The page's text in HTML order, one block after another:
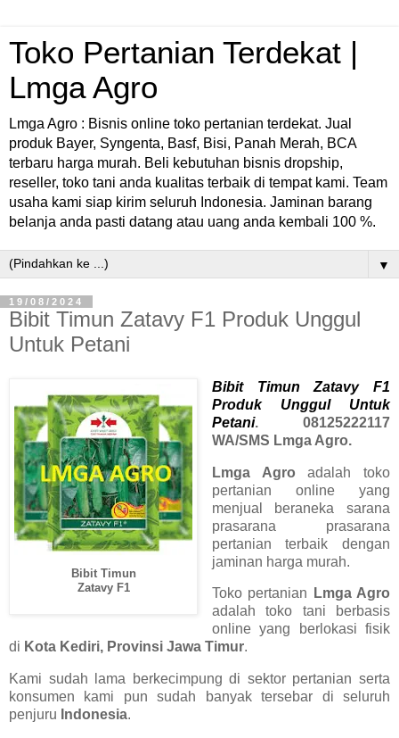
Toko Pertanian Terdekat |
Lmga Agro
Lmga Agro : Bisnis online toko pertanian terdekat. Jual
produk Bayer, Syngenta, Basf, Bisi, Panah Merah, BCA
terbaru harga murah. Beli kebutuhan bisnis dropship,
reseller, toko tani anda kualitas terbaik di tempat kami. Team
usaha kami siap kirim seluruh Indonesia. Jaminan barang
belanja anda pasti datang atau uang anda kembali 100 %.
▼
19/08/2024
Bibit Timun Zatavy F1 Produk Unggul
Untuk Petani
Bibit Timun
Zatavy F1
Bibit Timun Zatavy F1
Produk Unggul Untuk
Petani. 08125222117
WA/SMS Lmga Agro.
Lmga Agro adalah toko
pertanian online yang
menjual beraneka sarana
prasarana prasarana
pertanian terbaik dengan
jaminan harga murah.
Toko pertanian
Lmga Agro
adalah toko tani berbasis
online yang berlokasi fisik
di Kota Kediri, Provinsi Jawa Timur.
Kami sudah lama berkecimpung di sektor pertanian serta
konsumen kami pun sudah banyak tersebar di seluruh
penjuru Indonesia.